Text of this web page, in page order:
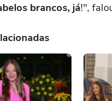
brancos, já!",